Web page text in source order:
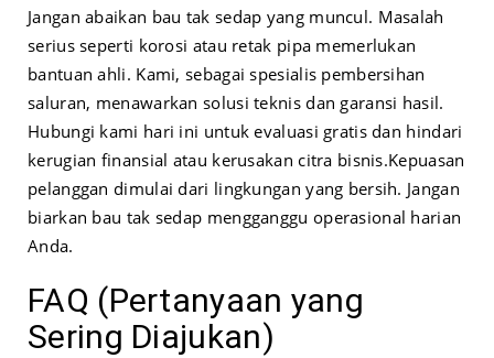
Jangan abaikan bau tak sedap yang muncul. Masalah
serius seperti korosi atau retak pipa memerlukan
bantuan ahli. Kami, sebagai spesialis pembersihan
saluran, menawarkan solusi teknis dan garansi hasil.
Hubungi kami hari ini untuk evaluasi gratis dan hindari
kerugian finansial atau kerusakan citra bisnis.Kepuasan
pelanggan dimulai dari lingkungan yang bersih. Jangan
biarkan bau tak sedap mengganggu operasional harian
Anda.
FAQ (Pertanyaan yang
Sering Diajukan)